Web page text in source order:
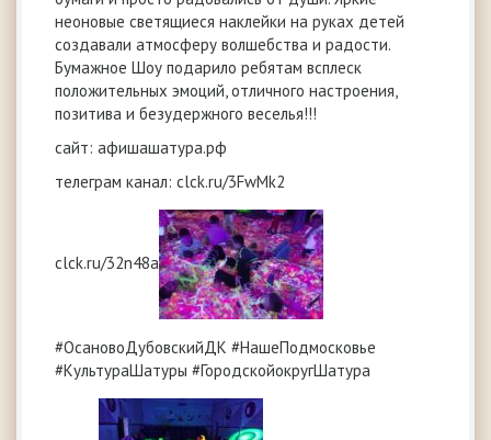
неоновые светящиеся наклейки на руках детей
создавали атмосферу волшебства и радости.
Бумажное Шоу подарило ребятам всплеск
положительных эмоций, отличного настроения,
позитива и безудержного веселья!!!
сайт: афишашатура.рф
телеграм канал: clck.ru/3FwMk2
clck.ru/32n48a
#ОсановоДубовскийДК #НашеПодмосковье
#КультураШатуры #ГородскойокругШатура